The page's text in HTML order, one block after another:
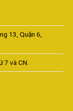
13, Quận 6,
và CN.